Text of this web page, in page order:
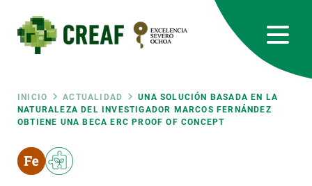
contenido
principal
Ruta
de
INICIO ACTUALIDAD
UNA SOLUCIÓN BASADA EN LA
NATURALEZA DEL INVESTIGADOR MARCOS FERNÁNDEZ
OBTIENE UNA BECA ERC PROOF OF CONCEPT
RRSS
Featured